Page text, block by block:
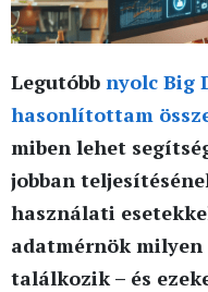
Legutóbb nyolc Big
hasonlítottam
miben lehet
jobban
használati
adatmérnök
találkozik – és